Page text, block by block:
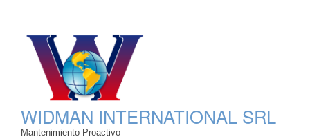
WIDMAN INTERNATIONAL SRL
Mantenimiento Proactivo